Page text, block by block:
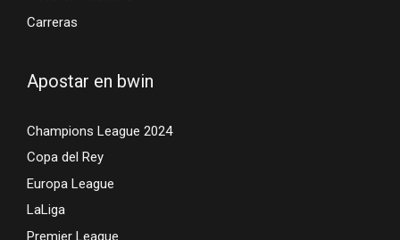
Carreras
Apostar en bwin
Champions League 2024
Copa del Rey
Europa League
LaLiga
Premier League